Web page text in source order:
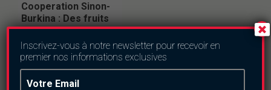
Cooperation Sinon-
Burkina : Des fruits
abondants pour la
coopération
sanitaire
dimanche le 31 mai
2026
Inscrivez-vous à notre newsletter pour recevoir en
premier nos informations exclusives